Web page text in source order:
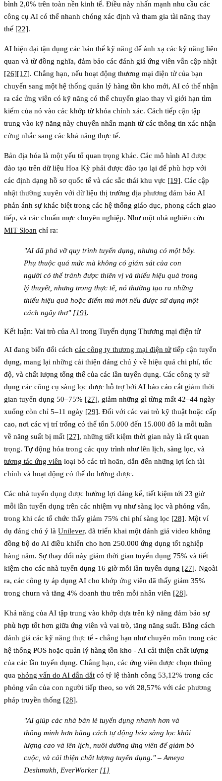
bình 2,0% trên toàn nền kinh tế. Điều này nhấn mạnh nhu cầu các
công cụ AI có thể nhanh chóng xác định và tham gia tài năng thay
thế [22].
AI hiện đại tận dụng các bản thể kỹ năng để ánh xạ các kỹ năng liên
quan và từ đồng nghĩa, đảm bảo các đánh giá ứng viên vẫn cập nhật
[26][17]. Chẳng hạn, nếu hoạt động thương mại điện tử của bạn
chuyển sang một hệ thống quản lý hàng tồn kho mới, AI có thể nhận
ra các ứng viên có kỹ năng có thể chuyển giao thay vì giới hạn tìm
kiếm của nó vào các khớp từ khóa chính xác. Cách tiếp cận tập
trung vào kỹ năng này chuyển nhấn mạnh từ các thông tin xác nhận
cứng nhắc sang các khả năng thực tế.
Bản địa hóa là một yếu tố quan trọng khác. Các mô hình AI được
đào tạo trên dữ liệu Hoa Kỳ phải được đào tạo lại để phù hợp với
các định dạng hồ sơ quốc tế và các sắc thái khu vực [19]. Các cập
nhật thường xuyên với dữ liệu thị trường địa phương đảm bảo AI
phản ánh sự khác biệt trong các hệ thống giáo dục, phong cách giao
tiếp, và các chuẩn mực chuyên nghiệp. Như một nhà nghiên cứu
MIT Sloan chỉ ra:
"AI đã phá vỡ quy trình tuyển dụng, nhưng có một bẫy.
Phụ thuộc quá mức mà không có giám sát của con
người có thể tránh được thiên vị và thiếu hiệu quả trong
lý thuyết, nhưng trong thực tế, nó thường tạo ra những
thiếu hiệu quả hoặc điểm mù mới nếu được sử dụng một
cách ngây thơ" [19].
Kết luận: Vai trò của AI trong Tuyển dụng Thương mại điện tử
AI đang biến đổi cách các công ty thương mại điện tửtiếp cận tuyển
dụng, mang lại những cải thiện đáng chú ý về hiệu quả chi phí, tốc
độ, và chất lượng tổng thể của các lần tuyển dụng. Các công ty sử
dụng các công cụ sàng lọc được hỗ trợ bởi AI báo cáo cắt giảm thời
gian tuyển dụng 50–75% [27], giảm những gì từng mất 42–44 ngày
xuống còn chỉ 5–11 ngày [29]. Đối với các vai trò kỹ thuật hoặc cấp
cao, nơi các vị trí trống có thể tốn 5.000 đến 15.000 đô la mỗi tuần
về năng suất bị mất [27], những tiết kiệm thời gian này là rất quan
trọng. Tự động hóa trong các quy trình như lên lịch, sàng lọc, và
tương tác ứng viên loại bỏ các trì hoãn, dẫn đến những lợi ích tài
chính và hoạt động có thể đo lường được.
Các nhà tuyển dụng được hưởng lợi đáng kể, tiết kiệm tới 23 giờ
mỗi lần tuyển dụng trên các nhiệm vụ như sàng lọc và phỏng vấn,
trong khi các tổ chức thấy giảm 75% chi phí sàng lọc [28]. Một ví
dụ đáng chú ý là Unilever, đã triển khai một đánh giá video không
đồng bộ do AI điều khiển cho hơn 250.000 ứng dụng tốt nghiệp
hàng năm. Sự thay đổi này giảm thời gian tuyển dụng 75% và tiết
kiệm cho các nhà tuyển dụng 16 giờ mỗi lần tuyển dụng [27]. Ngoài
ra, các công ty áp dụng AI cho khớp ứng viên đã thấy giảm 35%
trong churn và tăng 4% doanh thu trên mỗi nhân viên [28].
Khả năng của AI tập trung vào khớp dựa trên kỹ năng đảm bảo sự
phù hợp tốt hơn giữa ứng viên và vai trò, tăng năng suất. Bằng cách
đánh giá các kỹ năng thực tế - chẳng hạn như chuyên môn trong các
hệ thống POS hoặc quản lý hàng tồn kho - AI cải thiện chất lượng
của các lần tuyển dụng. Chẳng hạn, các ứng viên được chọn thông
qua phỏng vấn do AI dẫn dắt có tỷ lệ thành công 53,12% trong các
phỏng vấn của con người tiếp theo, so với 28,57% với các phương
pháp truyền thống [28].
"AI giúp các nhà bán lẻ tuyển dụng nhanh hơn và
thông minh hơn bằng cách tự động hóa sàng lọc khối
lượng cao và lên lịch, nuôi dưỡng ứng viên để giảm bỏ
cuộc, và cải thiện chất lượng tuyển dụng." – Ameya
Deshmukh, EverWorker [1]